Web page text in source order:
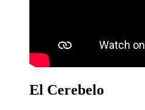
El Cerebelo